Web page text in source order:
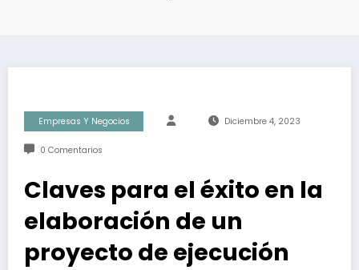
Empresas Y Negocios Diciembre 4, 2023
0 Comentarios
Claves para el éxito en la
elaboración de un
proyecto de ejecución